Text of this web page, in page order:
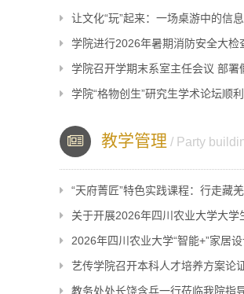
让文化“玩”起来：一场桌游中的信
学院进行2026年暑期消防安全大检
学院召开学期末系室主任会议 部署
学院“格物创生”研究生学术论坛顺
教学管理 / Party
“天府菁匠”特色实践课程：行走
关于开展2026年四川农业大学大
2026年四川农业大学“智能+”家居
艺传学院召开本科人才培养方案论
教务处处长饶含兵一行莅临我院指